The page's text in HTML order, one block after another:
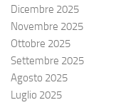
Dicembre 2025
Novembre 2025
Ottobre 2025
Settembre 2025
Agosto 2025
Luglio 2025